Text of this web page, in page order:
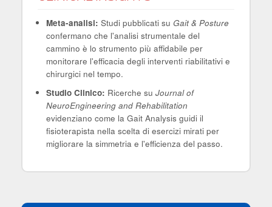
Meta-analisi: Studi pubblicati su Gait & Posture
confermano che l'analisi strumentale del
cammino è lo strumento più affidabile per
monitorare l'efficacia degli interventi riabilitativi e
chirurgici nel tempo.
Studio Clinico: Ricerche su Journal of
NeuroEngineering and Rehabilitation
evidenziano come la Gait Analysis guidi il
fisioterapista nella scelta di esercizi mirati per
migliorare la simmetria e l'efficienza del passo.